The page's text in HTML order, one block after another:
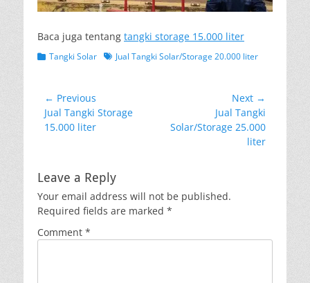
Baca juga tentang tangki storage 15.000 liter
Categories
Tangki Solar TagsJual Tangki Solar/Storage 20.000 liter
Post
navigation
← Previous
Previous
post:
Jual Tangki Storage
15.000 liter
Next →
post:
Jual Tangki
Solar/Storage 25.000
liter
Leave a Reply
Your email address will not be published.
Required fields are marked *
Comment *